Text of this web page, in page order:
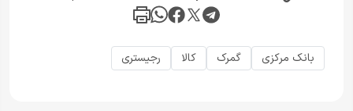
بانک مرکزی گمرک کالا رجیستری